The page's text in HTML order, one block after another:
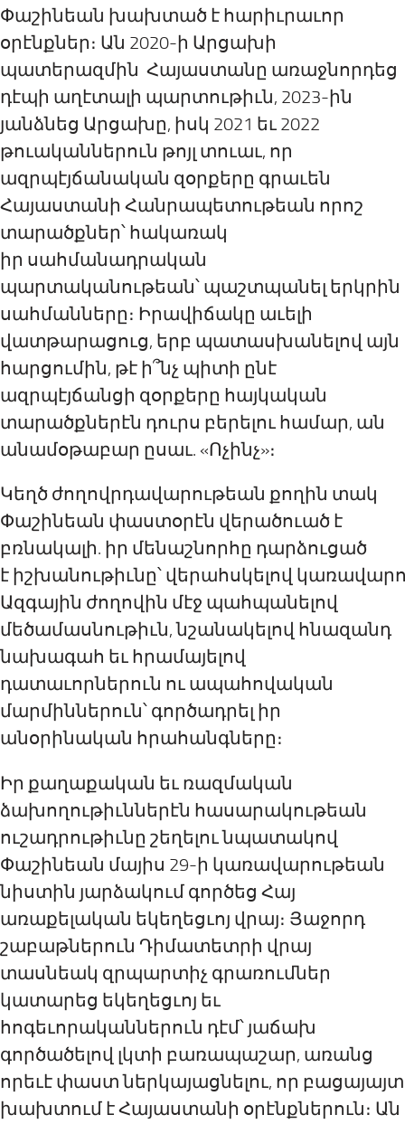
Փաշինեան խախտած է հարիւրաւոր
օրէնքներ։ Ան 2020-ի Արցախի
պատերազմին Հայաստանը առաջնորդեց
դէպի աղէտալի պարտութիւն, 2023-ին
յանձնեց Արցախը, իսկ 2021 եւ 2022
թուականներուն թոյլ տուաւ, որ
ազրպէյճանական զօրքերը գրաւեն
Հայաստանի Հանրապետութեան որոշ
տարածքներ՝ հակառակ
իր սահմանադրական
պարտականութեան՝ պաշտպանել երկրին
սահմանները։ Իրավիճակը աւելի
վատթարացուց, երբ պատասխանելով այն
հարցումին, թէ ի՞նչ պիտի ընէ
ազրպէյճանցի զօրքերը հայկական
տարածքներէն դուրս բերելու համար, ան
անամօթաբար ըսաւ. «Ոչինչ»։
Կեղծ ժողովրդավարութեան քողին տակ
Փաշինեան փաստօրէն վերածուած է
բռնակալի. իր մենաշնորհը դարձուցած
է իշխանութիւնը՝ վերահսկելով
Ազգային ժողովին մէջ պահպանելով
մեծամասնութիւն, նշանակելով հնազանդ
նախագահ եւ հրամայելով
դատաւորներուն ու ապահովական
մարմիններուն՝ գործադրել իր
անօրինական հրահանգները։
Իր քաղաքական եւ ռազմական
ձախողութիւններէն հասարակութեան
ուշադրութիւնը շեղելու նպատակով
Փաշինեան մայիս 29-ի կառավարութեան
նիստին յարձակում գործեց Հայ
առաքելական եկեղեցւոյ վրայ։ Յաջորդ
շաբաթներուն Դիմատետրի վրայ
տասնեակ զրպարտիչ գրառումներ
կատարեց եկեղեցւոյ եւ
հոգեւորականներուն դէմ՝ յաճախ
գործածելով լկտի բառապաշար, առանց
որեւէ փաստ ներկայացնելու, որ բացայայտ
խախտում է Հայաստանի օրէնքներուն։ Ան